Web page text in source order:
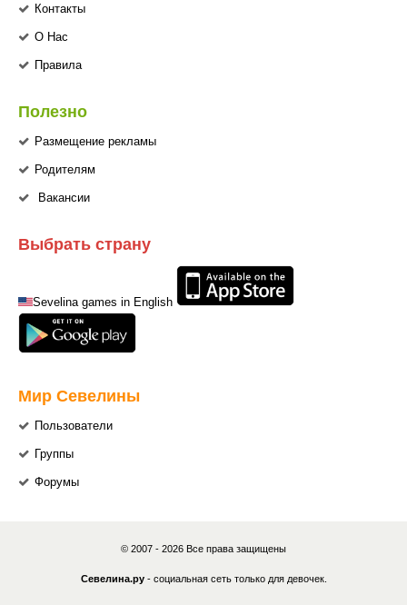
Контакты
О Нас
Правила
Полезно
Размещение рекламы
Родителям
Вакансии
Выбрать страну
Sevelina games in English
Мир Севелины
Пользователи
Группы
Форумы
© 2007 - 2026 Все права защищены
Севелина.ру- социальная сеть только для девочек.